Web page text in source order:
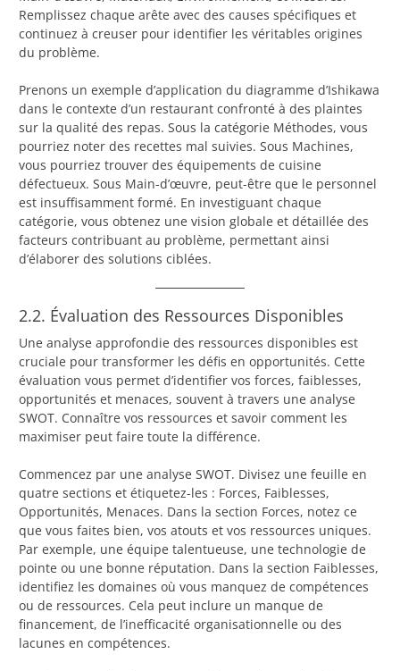
Remplissez chaque arête avec des causes spécifiques et
continuez à creuser pour identifier les véritables origines
du problème.
Prenons un exemple d’application du diagramme d’Ishikawa
dans le contexte d’un restaurant confronté à des plaintes
sur la qualité des repas. Sous la catégorie Méthodes, vous
pourriez noter des recettes mal suivies. Sous Machines,
vous pourriez trouver des équipements de cuisine
défectueux. Sous Main-d’œuvre, peut-être que le personnel
est insuffisamment formé. En investiguant chaque
catégorie, vous obtenez une vision globale et détaillée des
facteurs contribuant au problème, permettant ainsi
d’élaborer des solutions ciblées.
2.2. Évaluation des Ressources Disponibles
Une analyse approfondie des ressources disponibles est
cruciale pour transformer les défis en opportunités. Cette
évaluation vous permet d’identifier vos forces, faiblesses,
opportunités et menaces, souvent à travers une analyse
SWOT. Connaître vos ressources et savoir comment les
maximiser peut faire toute la différence.
Commencez par une analyse SWOT. Divisez une feuille en
quatre sections et étiquetez-les : Forces, Faiblesses,
Opportunités, Menaces. Dans la section Forces, notez ce
que vous faites bien, vos atouts et vos ressources uniques.
Par exemple, une équipe talentueuse, une technologie de
pointe ou une bonne réputation. Dans la section Faiblesses,
identifiez les domaines où vous manquez de compétences
ou de ressources. Cela peut inclure un manque de
financement, de l’inefficacité organisationnelle ou des
lacunes en compétences.